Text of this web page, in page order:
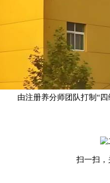
由注册养分师团队打制“四
扫一扫，